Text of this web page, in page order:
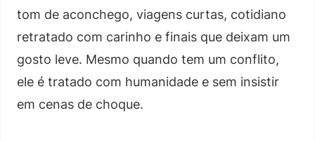
tom de aconchego, viagens curtas, cotidiano
retratado com carinho e finais que deixam um
gosto leve. Mesmo quando tem um conflito,
ele é tratado com humanidade e sem insistir
em cenas de choque.